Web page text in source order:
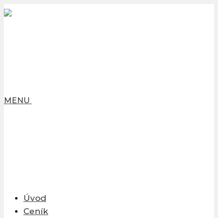
MENU
Úvod
Ceník